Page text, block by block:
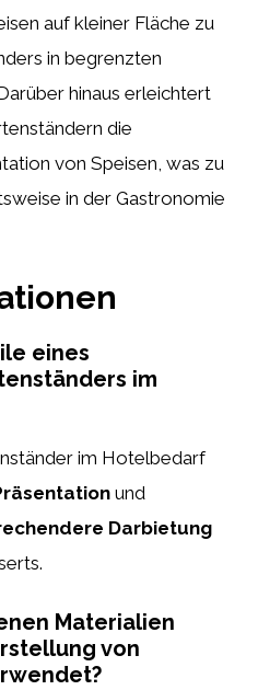
auf kleiner Fläche zu
in begrenzten
hinaus erleichtert
die
von Speisen, was zu
in der Gastronomie
eines
im
im Hotelbedarf
und
Darbietung
Materialien
von